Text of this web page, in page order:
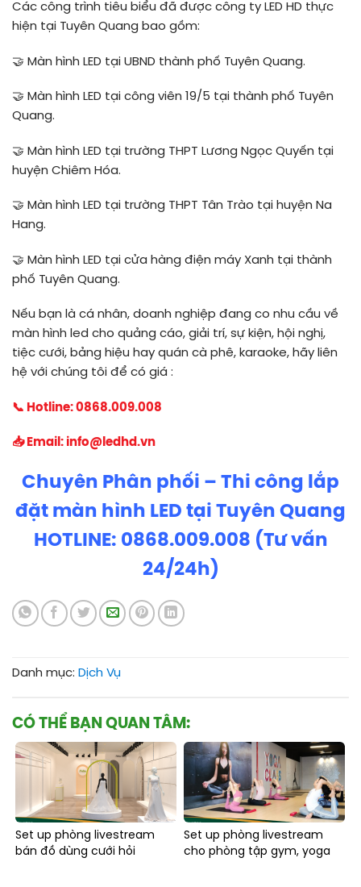
Các công trình tiêu biểu đã được công ty LED HD thực
hiện tại Tuyên Quang bao gồm:
🤝 Màn hình LED tại UBND thành phố Tuyên Quang.
🤝 Màn hình LED tại công viên 19/5 tại thành phố Tuyên
Quang.
🤝 Màn hình LED tại trường THPT Lương Ngọc Quyến tại
huyện Chiêm Hóa.
🤝 Màn hình LED tại trường THPT Tân Trào tại huyện Na
Hang.
🤝 Màn hình LED tại cửa hàng điện máy Xanh tại thành
phố Tuyên Quang.
Nếu bạn là cá nhân, doanh nghiệp đang co nhu cầu về
màn hình led cho quảng cáo, giải trí, sự kiện, hội nghị,
tiệc cưới, bảng hiệu hay quán cà phê, karaoke, hãy liên
hệ với chúng tôi để có giá :
📞 Hotline:0868.009.008
📥 Email: info@ledhd.vn
Chuyên Phân phối – Thi công lắp
đặt màn hình LED tại Tuyên Quang
HOTLINE: 0868.009.008 (Tư vấn
24/24h)
Danh mục: Dịch Vụ
CÓ THỂ BẠN QUAN TÂM:
Set up phòng livestream
bán đồ dùng cưới hỏi
Set up phòng livestream
cho phòng tập gym, yoga